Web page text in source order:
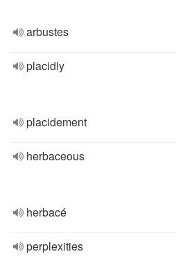
arbustes
placidly
placidement
herbaceous
herbacé
perplexities